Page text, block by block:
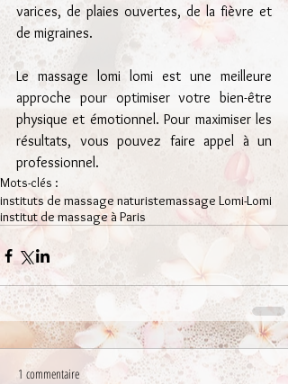
varices, de plaies ouvertes, de la fièvre et
de migraines.
Le massage lomi lomi est une meilleure
approche pour optimiser votre bien-être
physique et émotionnel. Pour maximiser les
résultats, vous pouvez faire appel à un
professionnel.
Mots-clés :
instituts de massage naturistemassage Lomi-Lomi
institut de massage à Paris
1 commentaire